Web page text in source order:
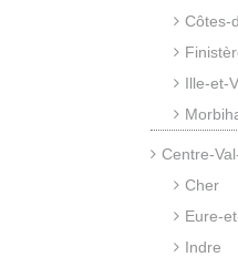
Côtes-
Ille-et-
Centre-
Cher
Eure-
Indre